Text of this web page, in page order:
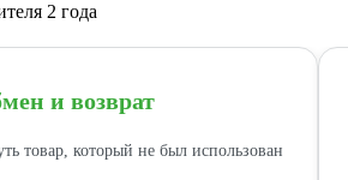
2 года
и возврат
товар, который не был использован